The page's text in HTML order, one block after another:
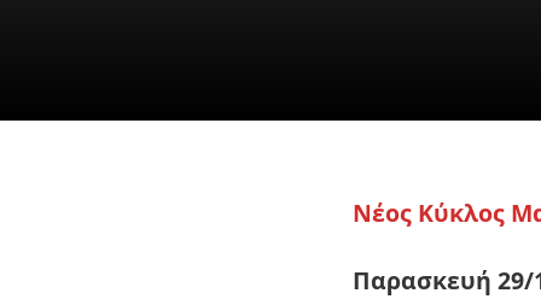
Νέος Κύκλος
Παρασκευή 29/